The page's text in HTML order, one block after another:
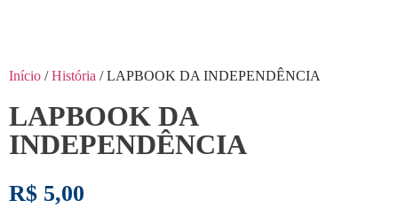
Início /História / LAPBOOK DA INDEPENDÊNCIA
LAPBOOK DA
INDEPENDÊNCIA
R$ 5,00